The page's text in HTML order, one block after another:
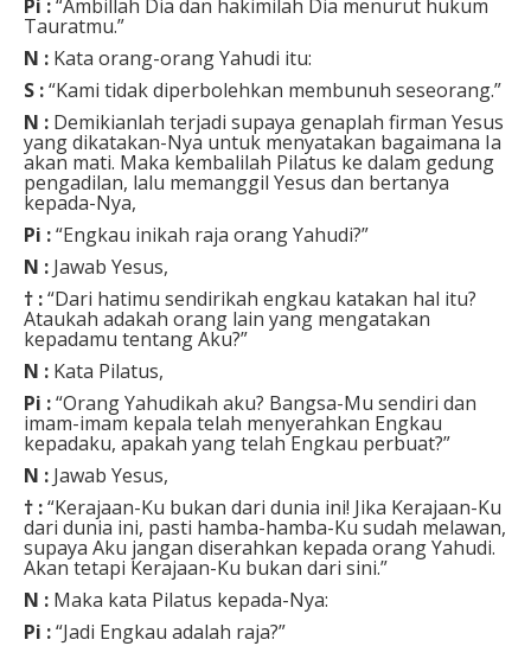
Pi :“Ambillah Dia dan hakimilah Dia menurut hukum
Tauratmu.”
N : Kata orang-orang Yahudi itu:
S :“Kami tidak diperbolehkan membunuh seseorang.”
N : Demikianlah terjadi supaya genaplah firman Yesus
yang dikatakan-Nya untuk menyatakan bagaimana Ia
akan mati. Maka kembalilah Pilatus ke dalam gedung
pengadilan, lalu memanggil Yesus dan bertanya
kepada-Nya,
Pi :“Engkau inikah raja orang Yahudi?”
N : Jawab Yesus,
† :“Dari hatimu sendirikah engkau katakan hal itu?
Ataukah adakah orang lain yang mengatakan
kepadamu tentang Aku?”
N : Kata Pilatus,
Pi :“Orang Yahudikah aku? Bangsa-Mu sendiri dan
imam-imam kepala telah menyerahkan Engkau
kepadaku, apakah yang telah Engkau perbuat?”
N : Jawab Yesus,
† :“Kerajaan-Ku bukan dari dunia ini! Jika Kerajaan-Ku
dari dunia ini, pasti hamba-hamba-Ku sudah melawan,
supaya Aku jangan diserahkan kepada orang Yahudi.
Akan tetapi Kerajaan-Ku bukan dari sini.”
N : Maka kata Pilatus kepada-Nya:
Pi :“Jadi Engkau adalah raja?”